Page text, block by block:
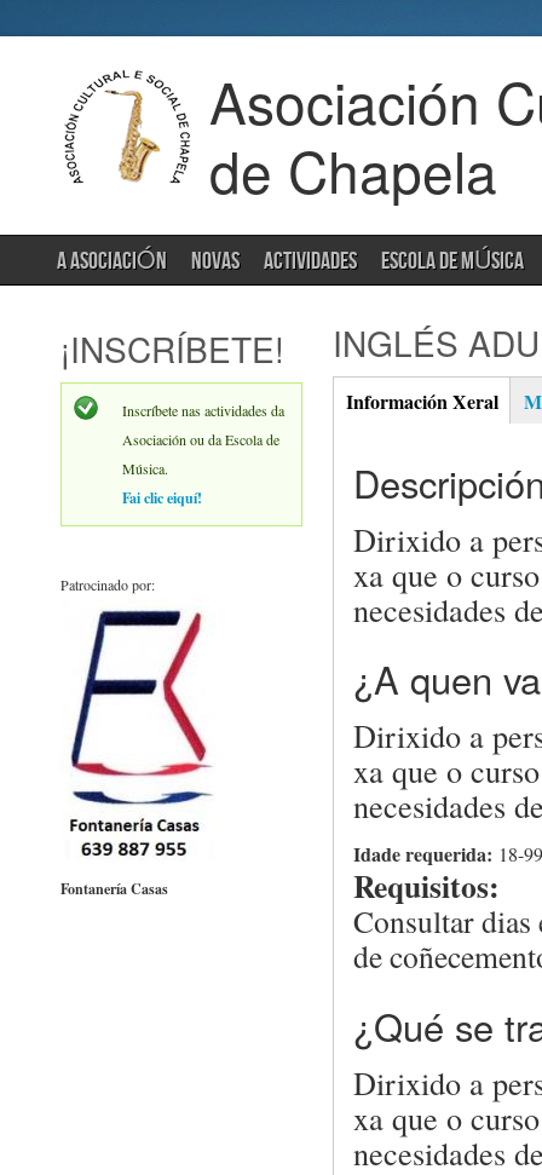
Asociación
de Chapela
A ASOCIACIÓN NOVAS ACTIVIDADES ESCOLA DE MÚSICA
¡INSCRÍBETE!
Inscríbete nas actividades da
Asociación ou da Escola de
Música.
Fai clic eiquí!
Patrocinado por:
Fontanería Casas
INGLÉS
Información Xeral
tab)
Dirixido a
xa que o
necesidades
¿A quen
Dirixido a
xa que o
necesidades
Idade requerida: 18-
Requisitos:
Consultar dias
de
¿Qué se
Dirixido a
xa que o
necesidades